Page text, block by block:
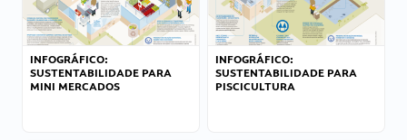
INFOGRÁFICO:
SUSTENTABILIDADE PARA
MINI MERCADOS
INFOGRÁFICO:
SUSTENTABILIDADE PARA
PISCICULTURA